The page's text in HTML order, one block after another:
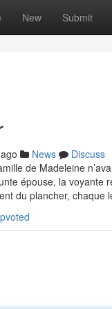
New Submit
News
Discuss
de Madeleine
épouse, la
du plancher, chaque